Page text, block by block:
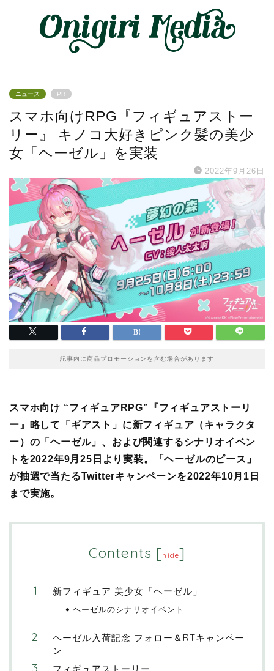
ニュース PR
スマホ向けRPG『フィギュアストー
リー』 キノコ大好きピンク髪の美少
女「ヘーゼル」を実装
2022年9月26日
記事内に商品プロモーションを含む場合があります
スマホ向け “フィギュアRPG”『フィギュアストーリ
ー』略して「ギアスト」に新フィギュア（キャラクタ
ー）の「ヘーゼル」、および関連するシナリオイベン
トを2022年9月25日より実装。「ヘーゼルのピース」
が抽選で当たるTwitterキャンペーンを2022年10月1日
まで実施。
Contents [hide]
新フィギュア 美少女「ヘーゼル」
ヘーゼルのシナリオイベント
ヘーゼル入荷記念 フォロー＆RTキャンペー
ン